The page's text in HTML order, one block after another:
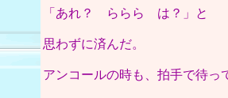
「あれ？ ららら は？」と
思わずに済んだ。
アンコールの時も、拍手で待っ